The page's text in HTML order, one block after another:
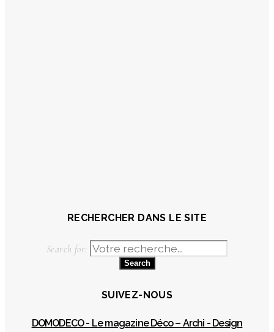
RECHERCHER DANS LE SITE
Search for:
SUIVEZ-NOUS
DOMODECO - Le magazine Déco – Archi - Design